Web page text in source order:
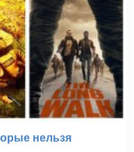
нельзя